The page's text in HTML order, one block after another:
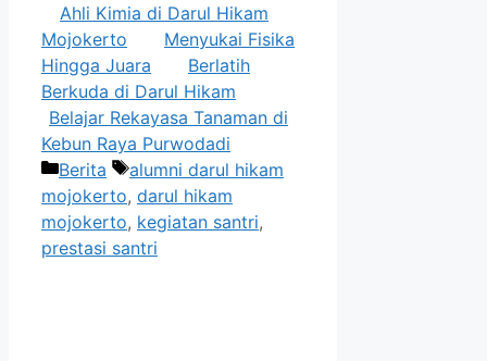
Ahli Kimia di Darul Hikam
Mojokerto
Menyukai Fisika
Hingga Juara
Berlatih
Berkuda di Darul Hikam
Belajar Rekayasa Tanaman di
Kebun Raya Purwodadi
Categories
Berita Tags
alumni darul hikam
mojokerto, darul hikam
mojokerto, kegiatan santri,
prestasi santri